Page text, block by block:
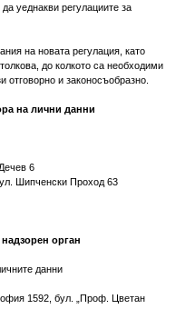
уеднакви регулациите за
на новата регулация, като
до колкото са необходими
отговорно и законосъобразно.
на лични данни
6
Шипченски Проход 63
орган
данни
1592, бул. „Проф. Цветан